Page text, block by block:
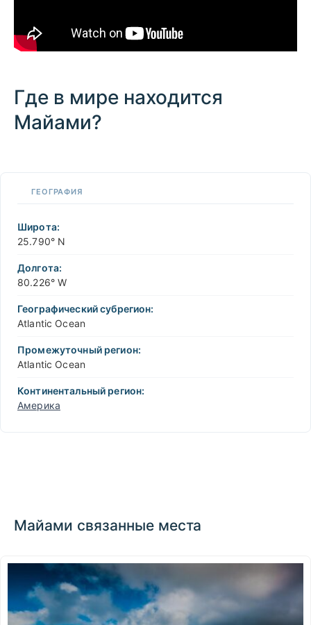
Где в мире находится
Майами?
−
ГЕОГРАФИЯ
Широта:
25.790° N
Долгота:
80.226° W
Географический субрегион:
Atlantic Ocean
Промежуточный регион:
Atlantic Ocean
Континентальный регион:
Америка
Майами связанные места